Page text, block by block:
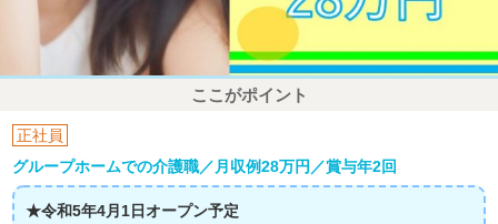
ここがポイント
正社員
グループホームでの介護職／月収例28万円／賞与年2回
★令和5年4月1日オープン予定